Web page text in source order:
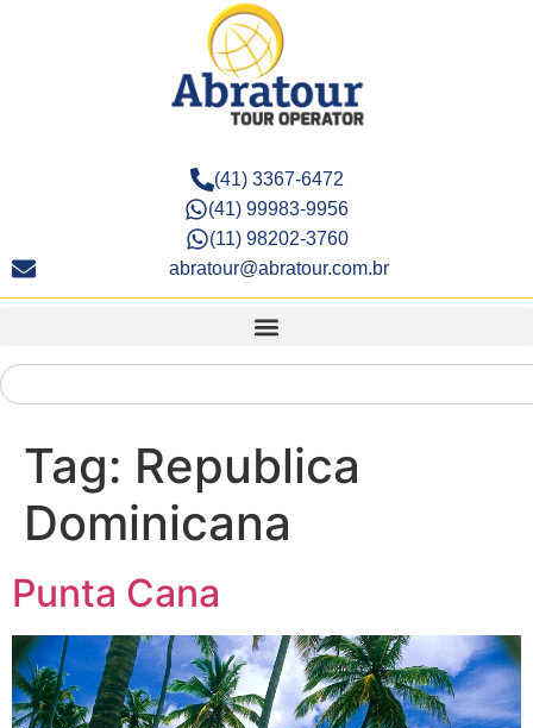
(41) 3367-6472
(41) 99983-9956
(11) 98202-3760
abratour@abratour.com.br
Tag: Republica
Dominicana
Punta Cana